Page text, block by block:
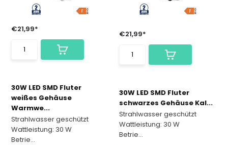
€21,99*
30W LED SMD Fluter
weißes Gehäuse
Warmwe...
Strahlwasser geschützt
Wattleistung: 30 W
Betrie...
€21,99*
30W LED SMD Fluter
schwarzes Gehäuse Kal...
Strahlwasser geschützt
Wattleistung: 30 W
Betrie...